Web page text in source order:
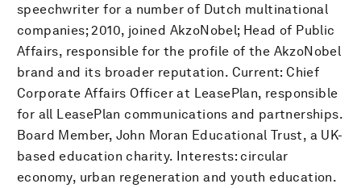
speechwriter for a number of Dutch multinational
companies; 2010, joined AkzoNobel; Head of Public
Affairs, responsible for the profile of the AkzoNobel
brand and its broader reputation. Current: Chief
Corporate Affairs Officer at LeasePlan, responsible
for all LeasePlan communications and partnerships.
Board Member, John Moran Educational Trust, a UK-
based education charity. Interests: circular
economy, urban regeneration and youth education.